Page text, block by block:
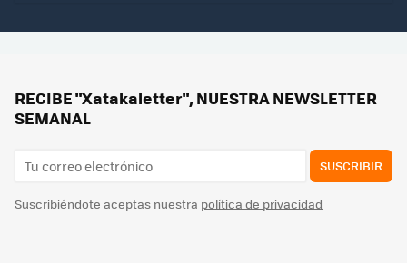
RECIBE "Xatakaletter", NUESTRA NEWSLETTER
SEMANAL
SUSCRIBIR
Suscribiéndote aceptas nuestra política de privacidad